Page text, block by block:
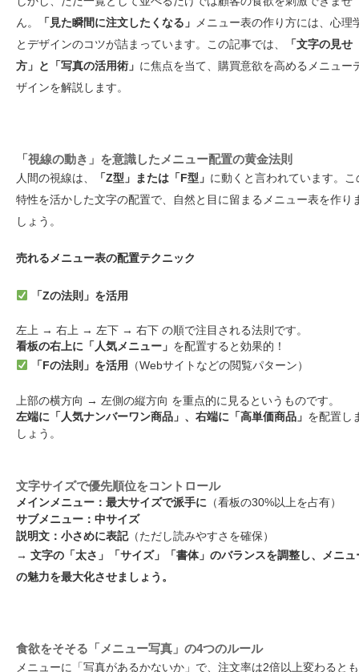
ん。
「見た瞬間に注文したくなる」
メニュー表の作り方には、心理
とデザインのコツが詰まっています。この記事では、
「文字の見せ
方」と「写真の活用術」 に焦点を当て、購買意欲を高めるメニュー
ザインを解説します。
「視線の動き」を意識したメニュー配置の黄金法則
人間の視線は、 「Z型」または「F型」 に動くと言われています。こ
特性を活かした文字の配置で、自然と目に留まるメニュー表を作り
しょう。
売れるメニュー表の配置テクニック
「Zの法則」を活用
左上 → 右上 → 左下 → 右下 の順で注目される法則です。
看板の右上に「人気メニュー」 を配置すると効果的！
「Fの法則」を活用
（Webサイトなどの閲覧パターン）
上部の横方向 → 左側の縦方向 を重点的に見るというものです。
左端に「人気ナンバーワン商品」、右端に「高単価商品」 を配置し
しょう。
文字サイズで優先順位をコントロール
メインメニュー：最大サイズで派手に （看板の30%以上を占有）
サブメニュー：中サイズ
説明文：小さめに表記（ただし読みやすさを確保）
→ 文字の「太さ」「サイズ」「書体」のバランスを調整し、メニュ
の魅力を最大化させましょう。
食欲をそそる「メニュー写真」の4つのルール
メニューに「写真があるかないか」で、注文率は2倍以上変わるとも